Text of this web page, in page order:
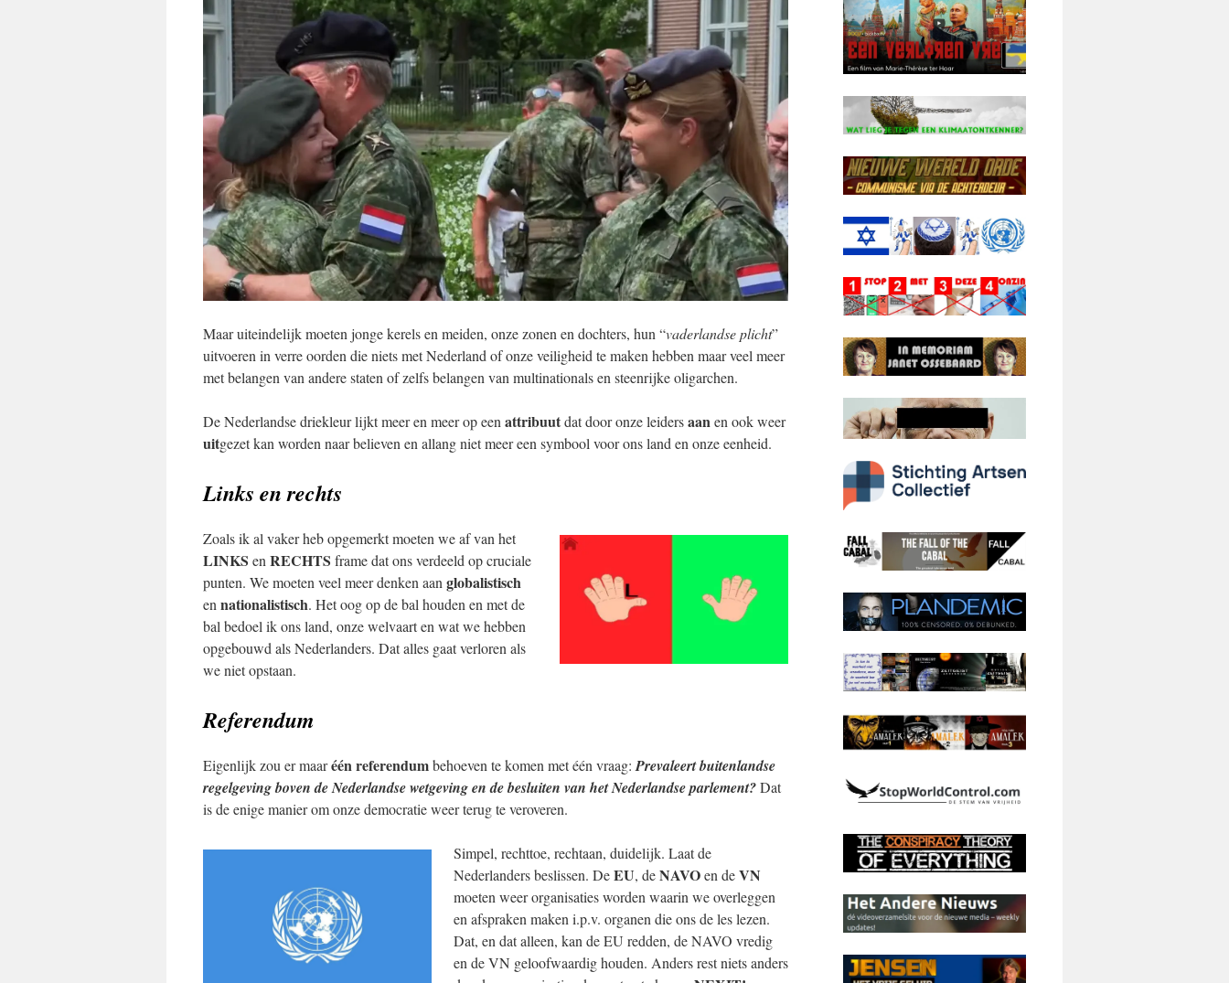
Maar uiteindelijk moeten jonge kerels en meiden, onze zonen en dochters, hun “vaderlandse plicht”
uitvoeren in verre oorden die niets met Nederland of onze veiligheid te maken hebben maar veel meer
met belangen van andere staten of zelfs belangen van multinationals en steenrijke oligarchen.
De Nederlandse driekleur lijkt meer en meer op een attribuutdat door onze leidersaanen ook weer
uitgezet kan worden naar believen en allang niet meer een symbool voor ons land en onze eenheid.
Links en rechts
Zoals ik al vaker heb opgemerkt moeten we af van het
LINKS en RECHTS frame dat ons verdeeld op cruciale
punten. We moeten veel meer denken aan globalistisch
en nationalistisch. Het oog op de bal houden en met de
bal bedoel ik ons land, onze welvaart en wat we hebben
opgebouwd als Nederlanders. Dat alles gaat verloren als
we niet opstaan.
Referendum
Eigenlijk zou er maaréén referendumbehoeven te komen met één vraag: Prevaleert buitenlandse
regelgeving boven de Nederlandse wetgeving en de besluiten van het Nederlandse parlement?Dat
is de enige manier om onze democratie weer terug te veroveren.
Simpel, rechttoe, rechtaan, duidelijk. Laat de
Nederlanders beslissen. DeEU, deNAVOen deVN
moeten weer organisaties worden waarin we overleggen
en afspraken maken i.p.v. organen die ons de les lezen.
Dat, en dat alleen, kan de EU redden, de NAVO vredig
en de VN geloofwaardig houden. Anders rest niets anders